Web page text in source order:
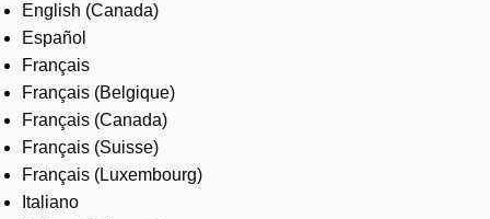
English (Canada)
Español
Français
Français (Belgique)
Français (Canada)
Français (Suisse)
Français (Luxembourg)
Italiano